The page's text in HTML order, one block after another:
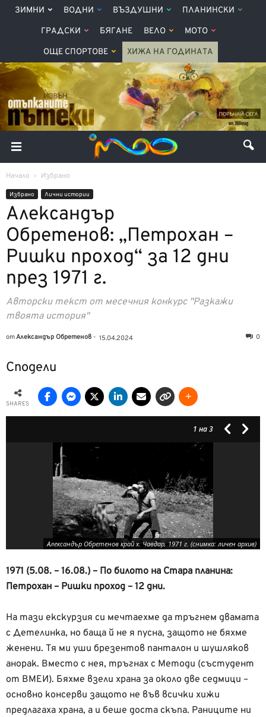
ЗИМНИ ВОДНИ ВЪЗДУШНИ ПЛАНИНСКИ
ГРАДСКИ БЯГАНЕ ВЕЛО МОТО
ОЩЕ СПОРТОВЕ ХИЖА НА ГОДИНАТА
Начало Избрано
Избрано Лични истории
Александър
Обретенов: „Петрохан –
Ришки проход“ за 12 дни
през 1971 г.
Авторски текст от месечния конкурс "Разкажи
твоята история"
отАлександър Обретенов - 15.04.2024 0
Сподели
SHARES
1 на 3
Александър Обретенов край х. Чавдар, 1971 г. (снимка: личен архив)
1971 (5.08. – 16.08.) – По билото на Стара планина:
Петрохан – Ришки проход – 12 дни.
На тази екскурзия си мечтаехме да тръгнем двамата
с Детелинка, но баща й не я пусна, защото не бяхме
женени. Тя ми уши брезентов панталон и шушляков
анорак. Вместо с нея, тръгнах с Методи (състудент
от ВМЕИ). Бяхме взели храна за около две седмици –
основно консерви защото не във всички хижи
предлагаха храна, а и беше доста скъпа. Раниците ни